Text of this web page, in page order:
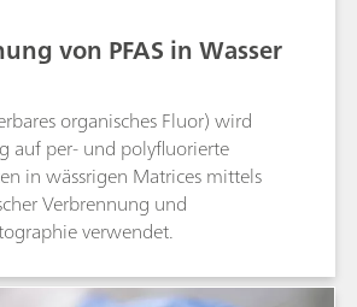
ermöglicht.
von PFAS in Wasser
organisches Fluor) wird
auf per- und polyfluorierte
in wässrigen Matrices mittels
Verbrennung und
verwendet.